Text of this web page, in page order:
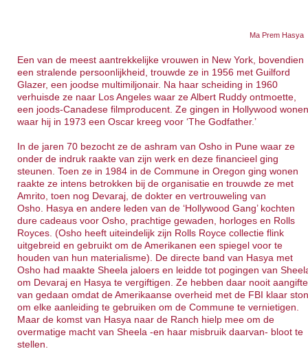
Ma Prem Hasya
Een van de meest aantrekkelijke vrouwen in New York, bovendien
een stralende persoonlijkheid, trouwde ze in 1956 met Guilford
Glazer, een joodse multimiljonair. Na haar scheiding in 1960
verhuisde ze naar Los Angeles waar ze Albert Ruddy ontmoette,
een joods-Canadese filmproducent. Ze gingen in Hollywood
waar hij in 1973 een Oscar kreeg voor ‘The Godfather.’
In de jaren 70 bezocht ze de ashram van Osho in Pune waar ze
onder de indruk raakte van zijn werk en deze financieel ging
steunen. Toen ze in 1984 in de Commune in Oregon ging wonen
raakte ze intens betrokken bij de organisatie en trouwde ze met
Amrito, toen nog Devaraj, de dokter en vertrouweling van
Osho. Hasya en andere leden van de ‘Hollywood Gang’ kochten
dure cadeaus voor Osho, prachtige gewaden, horloges en Rolls
Royces. (Osho heeft uiteindelijk zijn Rolls Royce collectie flink
uitgebreid en gebruikt om de Amerikanen een spiegel voor te
houden van hun materialisme). De directe band van Hasya met
Osho had maakte Sheela jaloers en leidde tot pogingen van
om Devaraj en Hasya te vergiftigen. Ze hebben daar nooit aangifte
van gedaan omdat de Amerikaanse overheid met de FBI klaar
om elke aanleiding te gebruiken om de Commune te vernietigen.
Maar de komst van Hasya naar de Ranch hielp mee om de
overmatige macht van Sheela -en haar misbruik daarvan- bloot te
stellen.